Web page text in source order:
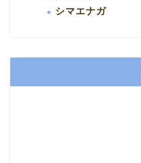
シマエナガ